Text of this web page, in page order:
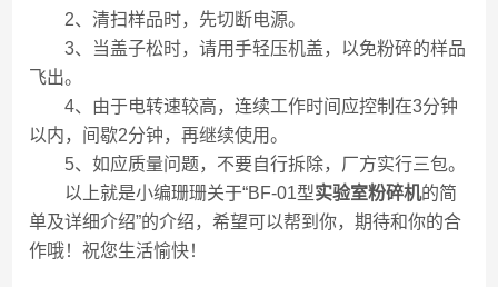
2、清扫样品时，先切断电源。
3、当盖子松时，请用手轻压机盖，以免粉碎的样品
飞出。
4、由于电转速较高，连续工作时间应控制在3分钟
以内，间歇2分钟，再继续使用。
5、如应质量问题，不要自行拆除，厂方实行三包。
以上就是小编珊珊关于“BF-01型实验室粉碎机的简
单及详细介绍”的介绍，希望可以帮到你，期待和你的合
作哦！祝您生活愉快！